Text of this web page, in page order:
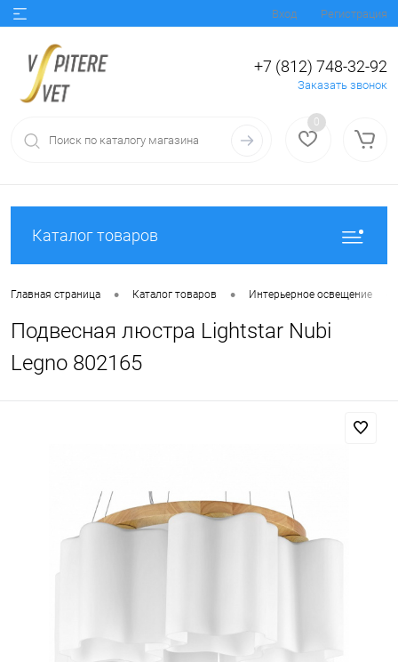
Вход Регистрация
+7 (812) 748-32-92
Заказать звонок
0
Каталог товаров
Главная страница • Каталог товаров • Интерьерное освещение
Подвесная люстра Lightstar Nubi
Legno 802165